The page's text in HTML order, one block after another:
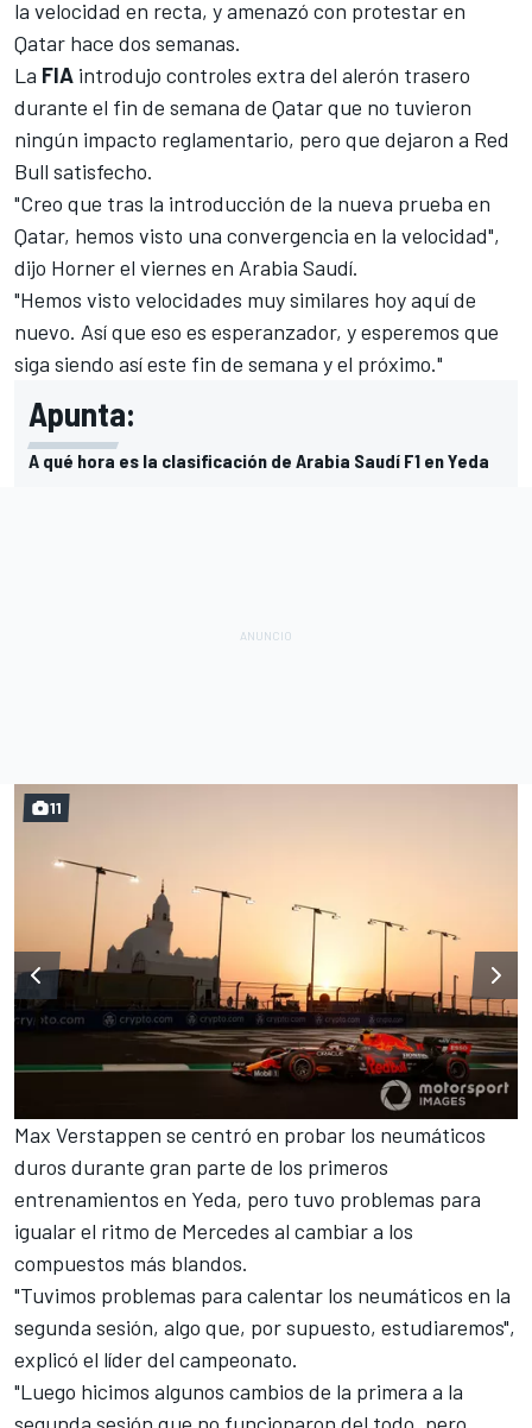
la velocidad en recta, yamenazó con protestaren
Qatar hace dos semanas.
La FIA introdujo controles extra del alerón trasero
durante el fin de semana de Qatar que no tuvieron
ningún impacto reglamentario, pero que dejaron a Red
Bull satisfecho.
"Creo que tras la introducción de la nueva prueba en
Qatar, hemos visto una convergencia en la velocidad",
dijo Horner el viernes en Arabia Saudí.
"Hemos visto velocidades muy similares hoy aquí de
nuevo. Así que eso es esperanzador, y esperemos que
siga siendo así este fin de semana y el próximo."
Apunta:
A qué hora es la clasificación de Arabia Saudí F1 en Yeda
11
Max Verstappen se centró en probar los neumáticos
duros durante gran parte de los primeros
entrenamientos en Yeda, pero tuvo problemas para
igualar el ritmo de Mercedes al cambiar a los
compuestos más blandos.
"Tuvimos problemas para calentar los neumáticos en la
segunda sesión, algo que, por supuesto, estudiaremos",
explicó el líder del campeonato.
"Luego hicimos algunos cambios de la primera a la